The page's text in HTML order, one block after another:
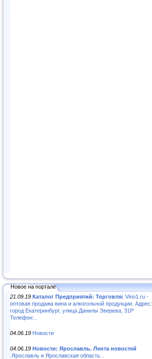
Новое на портале
21.09.19 Каталог Предприятий: Торговля: Vino1.ru -
оптовая продажа вина и алкогольной продукции. Адрес:
город Екатеринбург, улица Данилы Зверева, 31Р
Телефон:..
04.06.19 Новости
04.06.19 Новости: Ярославль. Лента новостей
.Ярославль и Ярославская область...